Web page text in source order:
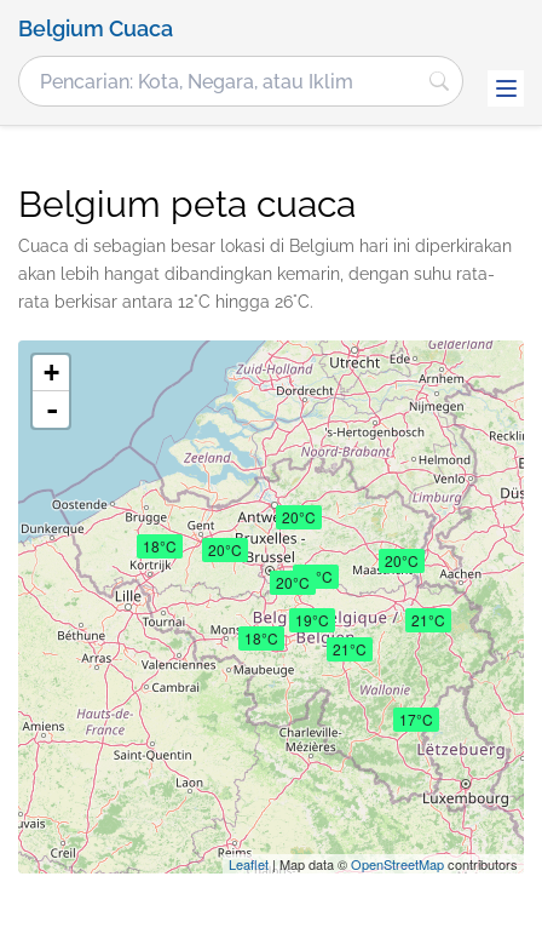
Belgium Cuaca
Belgium peta cuaca
Cuaca di sebagian besar lokasi di Belgium hari ini diperkirakan
akan lebih hangat dibandingkan kemarin, dengan suhu rata-
rata berkisar antara 12°C hingga 26°C.
20°C
20°C
21°C
21°C
19°C
18°C
17°C
20°C
20°C
18°C
20°C
+
-
Leaflet| Map data ©OpenStreetMapcontributors